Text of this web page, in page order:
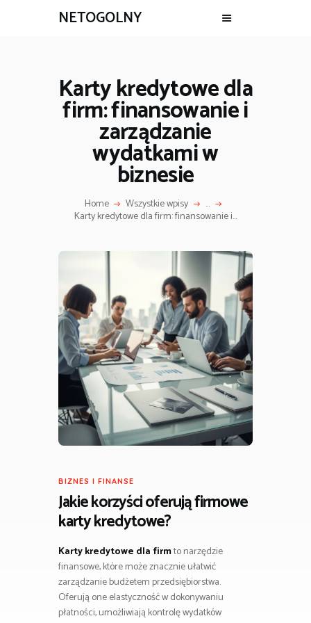
NETOGOLNY
Karty kredytowe dla
firm: finansowanie i
zarządzanie
wydatkami w
biznesie
Home Wszystkie wpisy ...
Karty kredytowe dla firm: finansowanie i...
BIZNES I FINANSE
Jakie korzyści oferują firmowe
karty kredytowe?
Karty kredytowe dla firmto narzędzie
finansowe, które może znacznie ułatwić
zarządzanie budżetem przedsiębiorstwa.
Oferują one elastyczność w dokonywaniu
płatności, umożliwiają kontrolę wydatków